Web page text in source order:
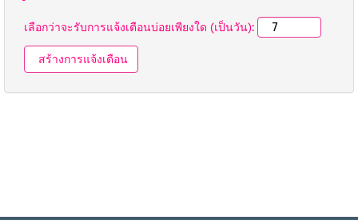
เลือกว่าจะรับการแจ้งเตือนบ่อยเพียงใด (เป็นวัน):